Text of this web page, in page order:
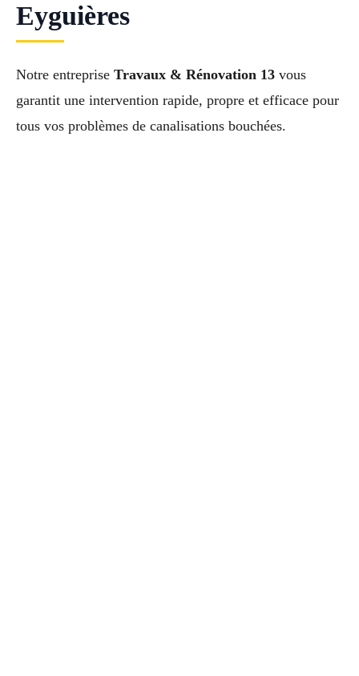
Eyguières
Notre entreprise Travaux & Rénovation 13 vous
garantit une intervention rapide, propre et efficace pour
tous vos problèmes de canalisations bouchées.